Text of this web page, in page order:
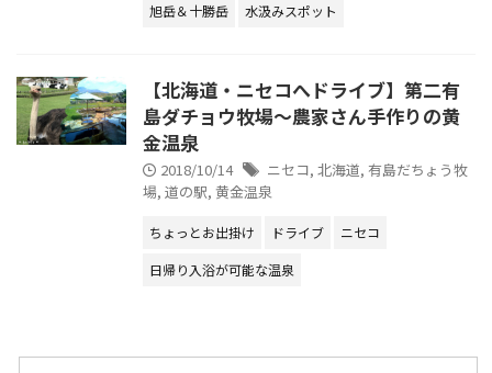
旭岳＆十勝岳
水汲みスポット
【北海道・ニセコへドライブ】第二有
島ダチョウ牧場～農家さん手作りの黄
金温泉
2018/10/14 ニセコ, 北海道, 有島だちょう牧
場, 道の駅, 黄金温泉
ちょっとお出掛け ドライブ
ニセコ
日帰り入浴が可能な温泉